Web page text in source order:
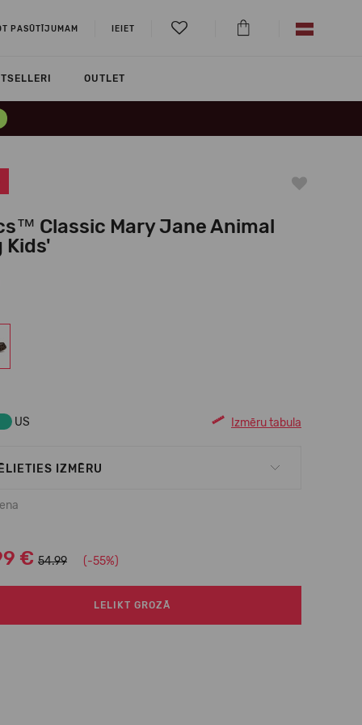
PASŪTĪJUMAM IEIET
OUTLET
Classic Mary Jane Animal
Kids'
US Izmēru tabula
IZMĒRU
€ 54.99 (-55%)
LELIKT GROZĀ